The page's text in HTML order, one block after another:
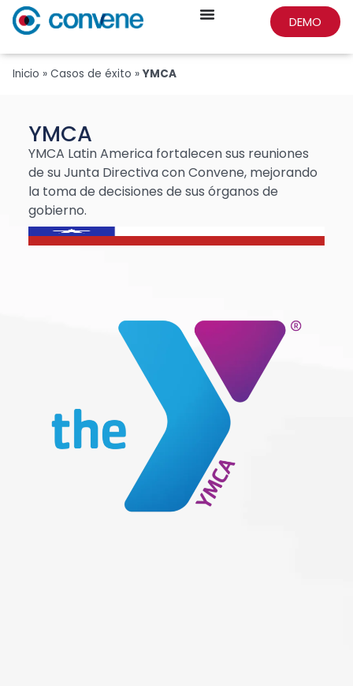
DEMO
Inicio » Casos de éxito » YMCA
YMCA
YMCA Latin America fortalecen sus reuniones
de su Junta Directiva con Convene, mejorando
la toma de decisiones de sus órganos de
gobierno.